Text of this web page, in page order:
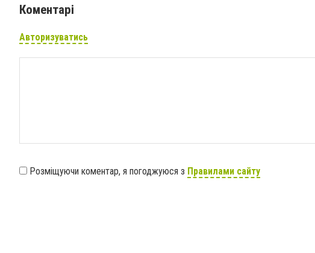
Коментарі
Авторизуватись
Розміщуючи коментар, я погоджуюся з Правилами сайту